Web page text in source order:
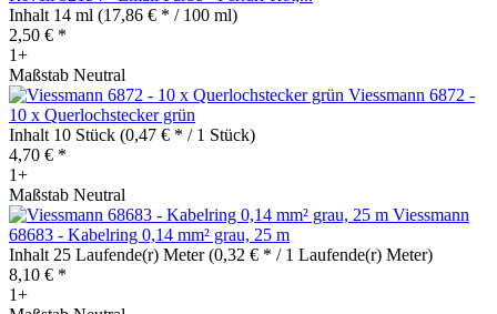
Inhalt 14 ml (17,86 € * / 100 ml)
2,50 € *
1+
Maßstab Neutral
Viessmann 6872 -
10 x Querlochstecker grün
Inhalt 10 Stück (0,47 € * / 1 Stück)
4,70 € *
1+
Maßstab Neutral
Viessmann
68683 - Kabelring 0,14 mm² grau, 25 m
Inhalt 25 Laufende(r) Meter(0,32 € * / 1 Laufende(r) Meter)
8,10 € *
1+